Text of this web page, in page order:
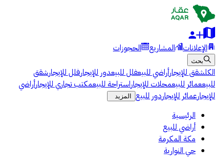
الإعلانات المشاريع الحجوزات
بحث
الكلشقق للإيجارأراضي للبيعفلل للبيعدور للإيجارفلل للإيجارشقق
للبيععمائر للبيعمحلات للإيجاراستراحة للبيعمكتب تجاري للإيجارأراضي
للإيجارعمائر للإيجاردور للبيع المزيد
الرئيسية
أراضي للبيع
مكة المكرمة
حي النوارية